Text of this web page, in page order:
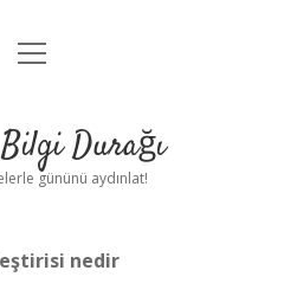
Anasayfa
Uyarı
menüyü
Durağı
gününü aydınlat!
nedir